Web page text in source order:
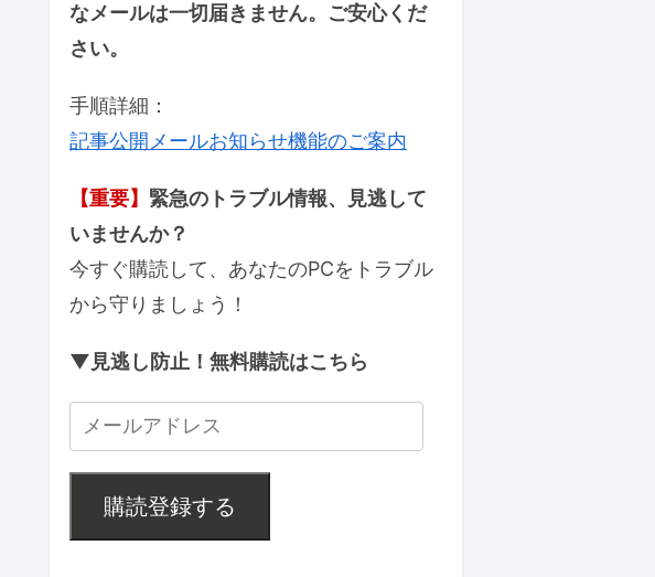
なメールは一切届きません。ご安心くだ
さい。
手順詳細：
記事公開メールお知らせ機能のご案内
【重要】 緊急のトラブル情報、見逃して
いませんか？
今すぐ購読して、あなたのPCをトラブル
から守りましょう！
▼見逃し防止！無料購読はこちら
購読登録する